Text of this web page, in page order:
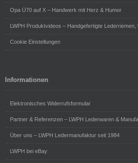
Opa Ü70 auf X – Handwerk mit Herz & Humor
LWPH Produktvideos – Handgefertigte
Cookie Einstellungen
Informationen
Elektronisches Widerrufsformular
Partner & Referenzen – LWPH Lederwaren &
Über uns – LWPH Ledermanufaktur seit 1984
LWPH bei eBay